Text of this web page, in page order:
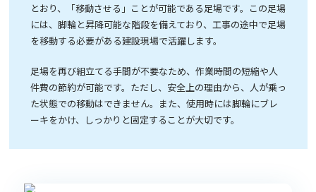
とおり、「移動させる」ことが可能である足場です。この足場
には、脚輪と昇降可能な階段を備えており、工事の途中で足場
を移動する必要がある建設現場で活躍します。
足場を再び組立てる手間が不要なため、作業時間の短縮や人
件費の節約が可能です。ただし、安全上の理由から、人が乗っ
た状態での移動はできません。また、使用時には脚輪にブレ
ーキをかけ、しっかりと固定することが大切です。